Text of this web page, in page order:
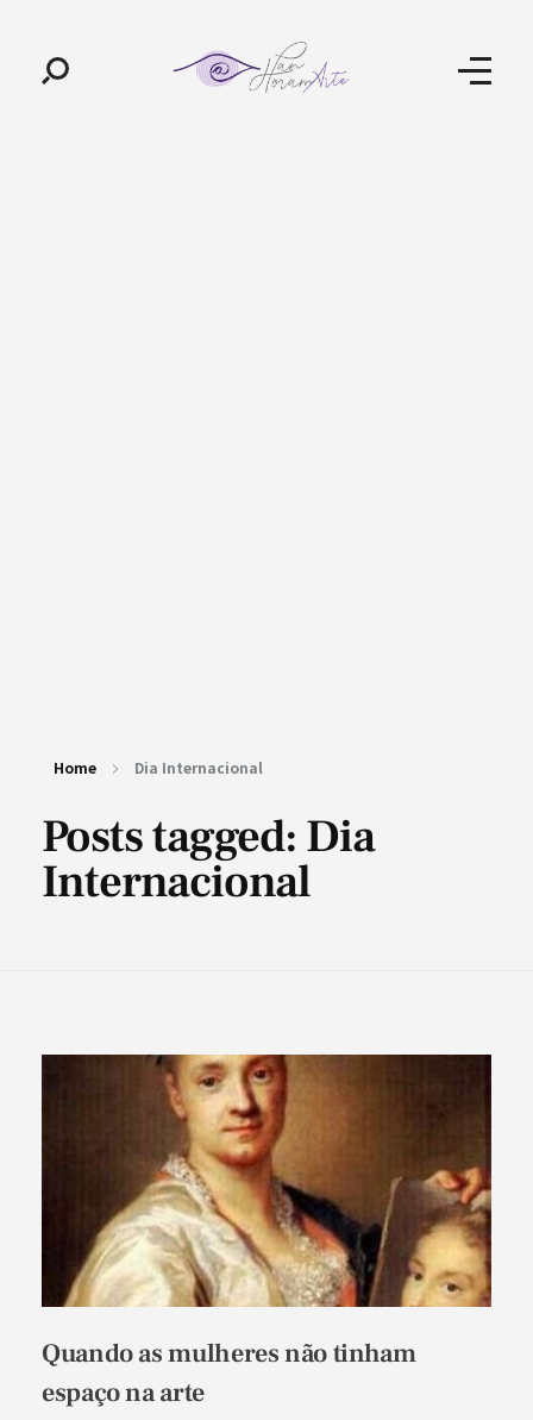
Home Dia Internacional
Posts tagged: Dia
Internacional
Quando as mulheres não tinham
espaço na arte